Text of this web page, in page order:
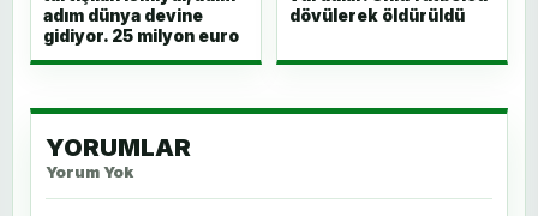
adım dünya devine
gidiyor. 25 milyon euro
dövülerek öldürüldü
YORUMLAR
Yorum Yok